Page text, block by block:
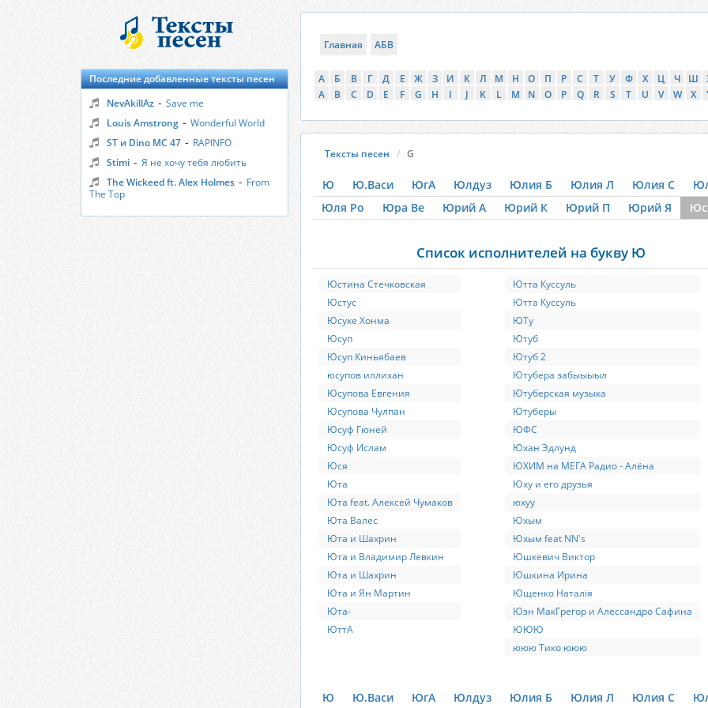
Главная АБВ
А Б В Г Д Е Ж З И К Л М Н О П Р С Т У Ф Х Ц Ч Ш
A
B C D E F G H I J K L M N O P Q R S T U V W X
Тексты песен G
Ю Ю.Васи ЮгА Юлдуз Юлия Б Юлия Л Юлия С
Юля Ро
Юра Ве Юрий А Юрий К Юрий П Юрий Я
Список исполнителей на букву Ю
Юстина Стечковская
Юстус
Юсуке Хонма
Юсуп
Юсуп Киньябаев
юсупов иллихан
Юсупова Евгения
Юсупова Чулпан
Юсуф Гюней
Юсуф Ислам
Юся
Юта
Юта feat. Алексей Чумаков
Юта Валес
Юта и Шахрин
Юта и Владимир Левкин
Юта и Шахрин
Юта и Ян Мартин
Юта-
ЮттА
Ютта Куссуль
Ютта Куссуль
ЮТу
Ютуб
Ютуб 2
Ютубера забыыыыл
Ютуберская музыка
Ютуберы
ЮФС
Юхан Эдлунд
ЮХИМ на МЕГА Радио - Алёна
Юху и его друзья
юхуу
Юхым
Юхым feat NN's
Юшкевич Виктор
Юшкина Ирина
Ющенко Наталія
Юэн МакГрегор и Алессандро Сафина
ЮЮЮ
ююю Тико ююю
Ю Ю.Васи ЮгА Юлдуз Юлия Б Юлия Л Юлия С
Последние добавленные тексты песен
NevAkillAz - Save me
Louis Amstrong - Wonderful World
ST и Dino MC 47 - RAPINFO
Stimi - Я не хочу тебя любить
The Wickeed ft. Alex Holmes - From
The Top